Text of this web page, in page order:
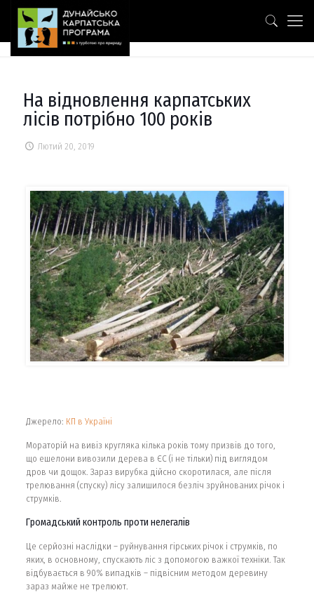
На відновлення карпатських
лісів потрібно 100 років
Лютий 20, 2019
Джерело: КП в Україні
Мораторій на вивіз кругляка кілька років тому призвів до того,
що ешелони вивозили дерева в ЄС (і не тільки) під виглядом
дров чи дощок. Зараз вирубка дійсно скоротилася, але після
трелювання (спуску) лісу залишилося безліч зруйнованих річок і
струмків.
Громадський контроль проти нелегалів
Це серйозні наслідки – руйнування гірських річок і струмків, по
яких, в основному, спускають ліс з допомогою важкої техніки. Так
відбувається в 90% випадків – підвісним методом деревину
зараз майже не трелюют.